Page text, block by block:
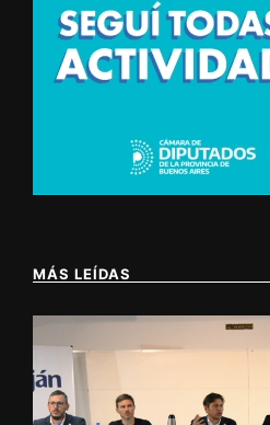
MÁS LEÍDAS